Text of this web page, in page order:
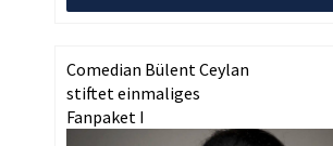
Comedian Bülent Ceylan
stiftet einmaliges
Fanpaket I